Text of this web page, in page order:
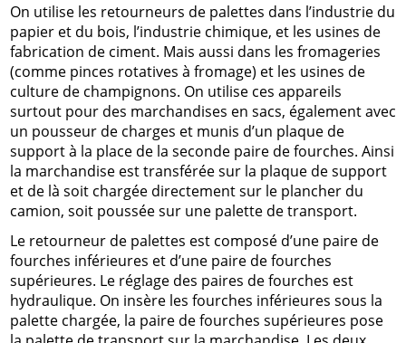
On utilise les retourneurs de palettes dans l’industrie du
papier et du bois, l’industrie chimique, et les usines de
fabrication de ciment. Mais aussi dans les fromageries
(comme pinces rotatives à fromage) et les usines de
culture de champignons. On utilise ces appareils
surtout pour des marchandises en sacs, également avec
un pousseur de charges et munis d’un plaque de
support à la place de la seconde paire de fourches. Ainsi
la marchandise est transférée sur la plaque de support
et de là soit chargée directement sur le plancher du
camion, soit poussée sur une palette de transport.
Le retourneur de palettes est composé d’une paire de
fourches inférieures et d’une paire de fourches
supérieures. Le réglage des paires de fourches est
hydraulique. On insère les fourches inférieures sous la
palette chargée, la paire de fourches supérieures pose